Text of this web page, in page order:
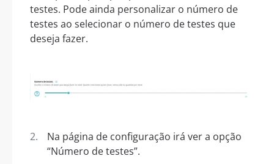
testes. Pode ainda personalizar o número de
testes ao selecionar o número de testes que
deseja fazer.
Na página de configuração irá ver a opção
“Número de testes”.